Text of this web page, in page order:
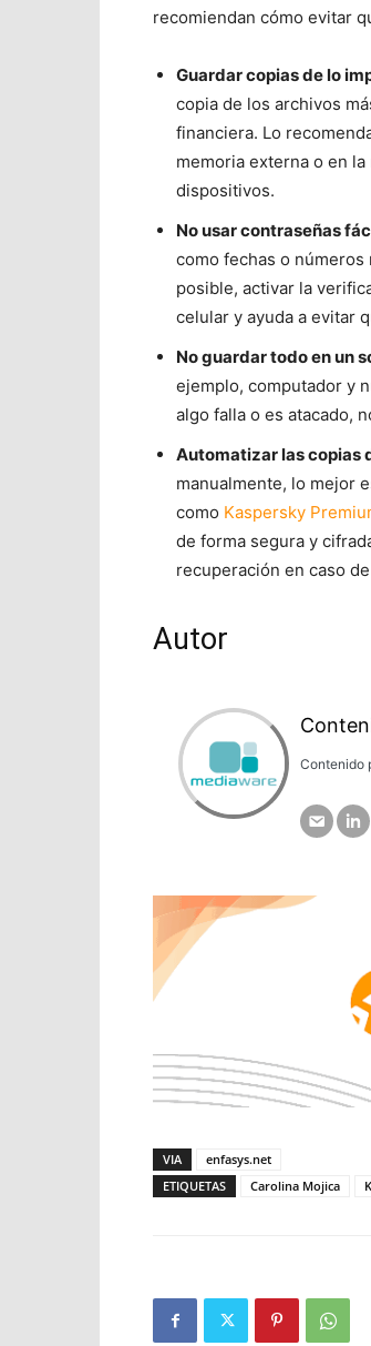
recomiendan cómo evitar
Guardar copias de lo
copia de los archivos
financiera. Lo
memoria externa o en
dispositivos.
No usar contraseñas
como fechas o números
posible, activar la
celular y ayuda a evitar
No guardar todo en un
ejemplo, computador y
algo falla o es atacado,
Automatizar las copias
manualmente, lo mejor
como Kaspersky
de forma segura y
recuperación en caso
Autor
Contenido
VIA
enfasys.net
ETIQUETAS
Carolina Mojica